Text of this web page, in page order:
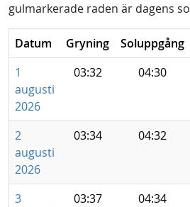
gulmarkerade raden är dagens
Datum Gryning Soluppgång
1
augusti
2026
03:32 04:30
2
augusti
2026
03:34 04:32
3
03:37 04:34